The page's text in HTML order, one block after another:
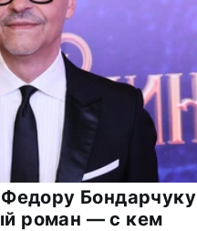
Бондарчуку
роман — с кем